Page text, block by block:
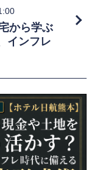
から学ぶ
インフレ